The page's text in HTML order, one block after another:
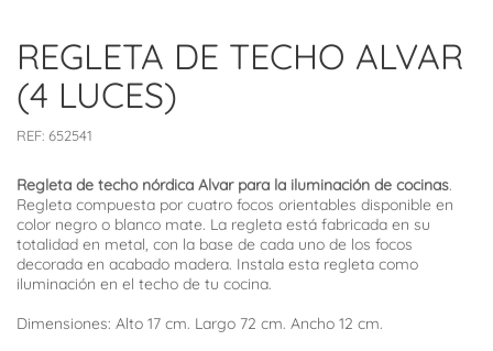
REGLETA DE TECHO ALVAR
(4 LUCES)
REF: 652541
Regleta de techo nórdica Alvar para la iluminación de cocinas.
Regleta compuesta por cuatro focos orientables disponible en
color negro o blanco mate. La regleta está fabricada en su
totalidad en metal, con la base de cada uno de los focos
decorada en acabado madera. Instala esta regleta como
iluminación en el techo de tu cocina.
Dimensiones: Alto 17 cm. Largo 72 cm. Ancho 12 cm.